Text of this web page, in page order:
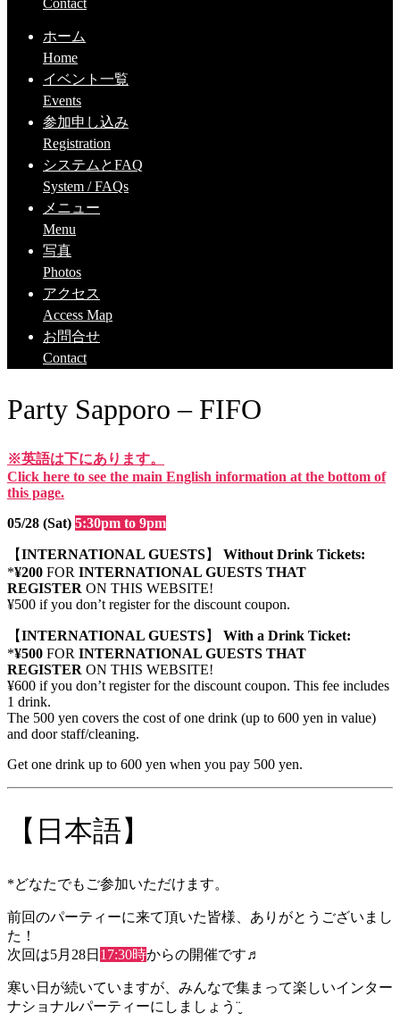
Contact
ホーム
Home
イベント一覧
Events
参加申し込み
Registration
システムとFAQ
System / FAQs
メニュー
Menu
写真
Photos
アクセス
Access Map
お問合せ
Contact
Party Sapporo – FIFO
※英語は下にあります。
Click here to see the main English information at the bottom of
this page.
05/28 (Sat) 5:30pm to 9pm
【INTERNATIONAL GUESTS】 Without Drink Tickets:
*¥200 FOR INTERNATIONAL GUESTS THAT
REGISTER ON THIS WEBSITE!
¥500 if you don’t register for the discount coupon.
【INTERNATIONAL GUESTS】 With a Drink Ticket:
*¥500 FOR INTERNATIONAL GUESTS THAT
REGISTER ON THIS WEBSITE!
¥600 if you don’t register for the discount coupon. This fee includes
1 drink.
The 500 yen covers the cost of one drink (up to 600 yen in value)
and door staff/cleaning.
Get one drink up to 600 yen when you pay 500 yen.
【日本語】
*どなたでもご参加いただけます。
前回のパーティーに来て頂いた皆様、ありがとうございまし
た！
次回は5月28日 17:30時からの開催です♬
寒い日が続いていますが、みんなで集まって楽しいインター
ナショナルパーティーにしましょう¨̮